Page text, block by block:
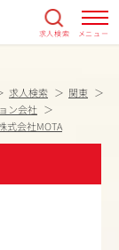
求人検索 メニュー
求人検索
関東
ン会社
式会社MOTA